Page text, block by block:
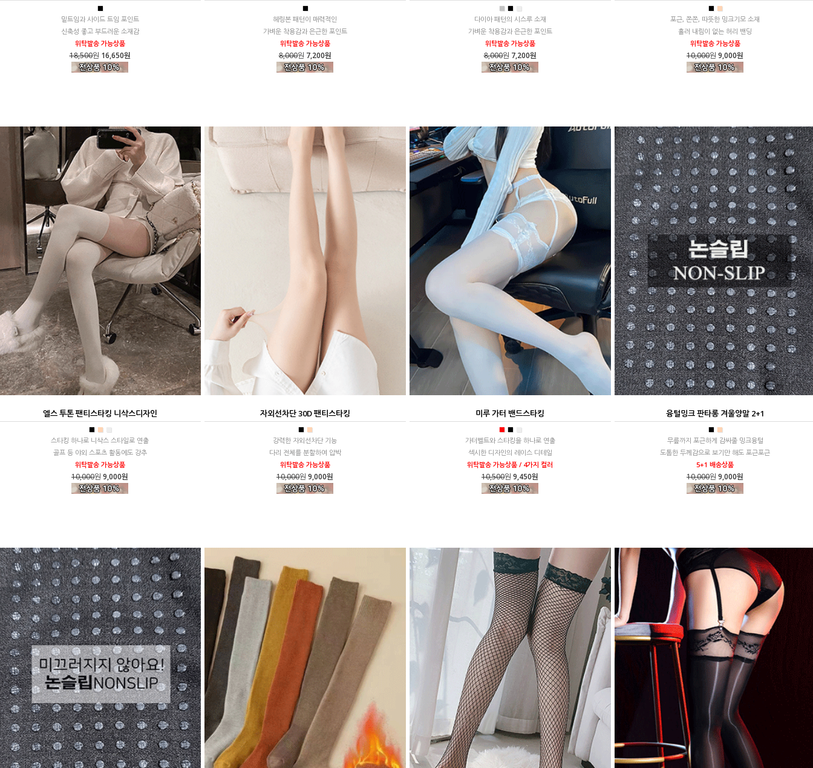
■
밑트임과 사이드 트임 포인트
신축성 좋고 부드러운 소재감
위탁발송 가능상품
18,500원 16,650원
■
헤링본 패턴이 매력적인
가벼운 착용감과 은근한 포인트
위탁발송 가능상품
8,000원 7,200원
■ ■ ■
다이아 패턴의 시스루 소재
가벼운 착용감과 은근한 포인트
위탁발송 가능상품
8,000원 7,200원
■ ■
포근, 쫀쫀, 따뜻한 밍크기모 소재
흘러 내림이 없는 허리 밴딩
위탁발송 가능상품
10,000원 9,000원
엘스 투톤 팬티스타킹 니삭스디자인
■ ■ ■
스타킹 하나로 니삭스 스타일로 연출
골프 등 야외 스포츠 활동에도 강추
위탁발송 가능상품
10,000원 9,000원
자외선차단 30D 팬티스타킹
■ ■
강력한 자외선차단 기능
다리 전체를 분할하여 압박
위탁발송 가능상품
10,000원 9,000원
미루 가터 밴드스타킹
■ ■ ■
가터벨트와 스타킹을 하나로 연출
섹시한 디자인의 레이스 디테일
위탁발송 가능상품 / 4가지 컬러
10,500원 9,450원
융털밍크 판타롱 겨울양말 2+1
■ ■
무릎까지 포근하게 감싸줄 밍크융털
도톰한 두께감으로 보기만 해도 포근포근
5+1 배송상품
10,000원 9,000원